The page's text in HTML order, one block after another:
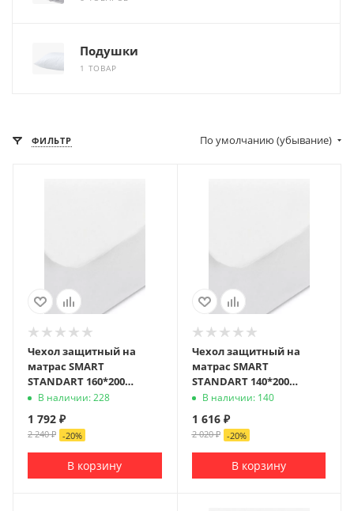
Подушки
1 ТОВАР
ФИЛЬТР По умолчанию (убывание)
Чехол защитный на
матрас SMART
STANDART 160*200
(хлопок 100%)
В наличии: 228
1 792 ₽
2 240₽ -20%
В корзину
Чехол защитный на
матрас SMART
STANDART 140*200
(хлопок 100%)
В наличии: 140
1 616₽
2 020₽ -20%
В корзину